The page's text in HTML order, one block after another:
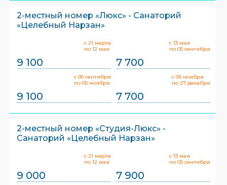
2-местный номер «Люкс» - Санаторий
«Целебный Нарзан»
с 21 марта
по 12 мая
9 100
с 13 мая
по 05 сентября
7 700
с 06 сентября
по 05 ноября
9 100
с 06 ноября
по 27 декабря
7 700
2-местный номер «Студия-Люкс» -
Санаторий «Целебный Нарзан»
с 21 марта
по 12 мая
9 000
с 13 мая
по 05 сентября
7 900